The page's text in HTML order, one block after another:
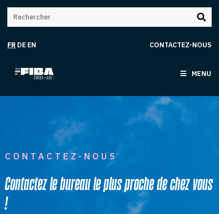
FR DE EN CONTACTEZ-NOUS
MENU
CONTACTEZ-NOUS
Contactez le bureau le plus proche de chez vous
!